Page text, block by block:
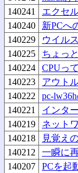
140241
エクセ
140240
新PCへ
140229
ウイル
140225
ちょっ
140224
CPUっ
140223
アウト
140222
pc-
140221
インタ
140219
ネット
140218
見覚え
140212
一瞬に
140207
PCを起